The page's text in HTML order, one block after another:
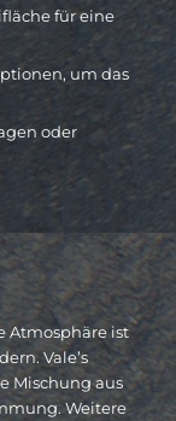
für eine
um das
oder
Atmosphäre ist
Vale’s
Mischung aus
Weitere